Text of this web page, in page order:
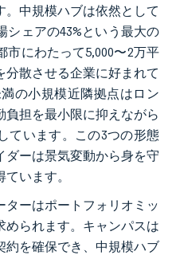
。中規模ハブは依然として
シェアの43%という最大の
市にわたって5,000〜2万平
散させる企業に好まれて
の小規模近隣拠点はロン
負担を最小限に抑えながら
ています。この3つの形態
ーは景気変動から身を守
います。
ーはポートフォリオミッ
められます。キャンパスは
約を確保でき、中規模ハブ